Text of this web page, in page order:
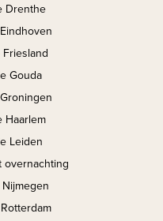
Drenthe
Gouda
Haarlem
Leiden
overnachting